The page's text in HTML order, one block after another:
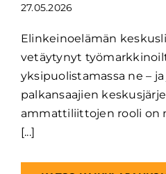
27.05.2026
Elinkeinoelämän
vetäytynyt
yksipuolistamassa ne –
palkansaajien
ammattiliittojen rooli on
[...]